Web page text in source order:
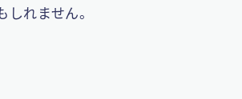
れません。